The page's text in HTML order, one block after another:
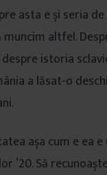
asta e și seria
altfel.
istoria
a lăsat-o
așa cum e ea
’20. Să